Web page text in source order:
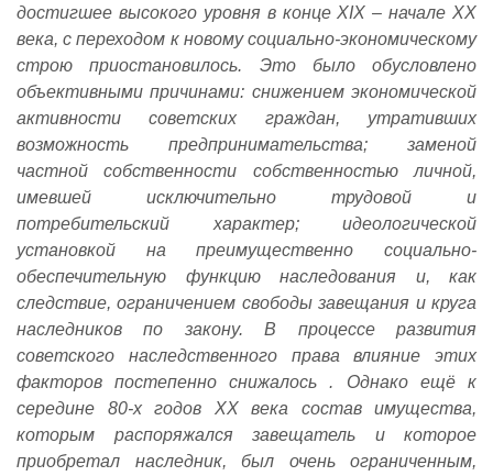
достигшее высокого уровня в конце XIX – начале XX
века, с переходом к новому социально-экономическому
строю приостановилось. Это было обусловлено
объективными причинами: снижением экономической
активности советских граждан, утративших
возможность предпринимательства; заменой
частной собственности собственностью личной,
имевшей исключительно трудовой и
потребительский характер; идеологической
установкой на преимущественно социально-
обеспечительную функцию наследования и, как
следствие, ограничением свободы завещания и круга
наследников по закону. В процессе развития
советского наследственного права влияние этих
факторов постепенно снижалось . Однако ещё к
середине 80-х годов XX века состав имущества,
которым распоряжался завещатель и которое
приобретал наследник, был очень ограниченным,